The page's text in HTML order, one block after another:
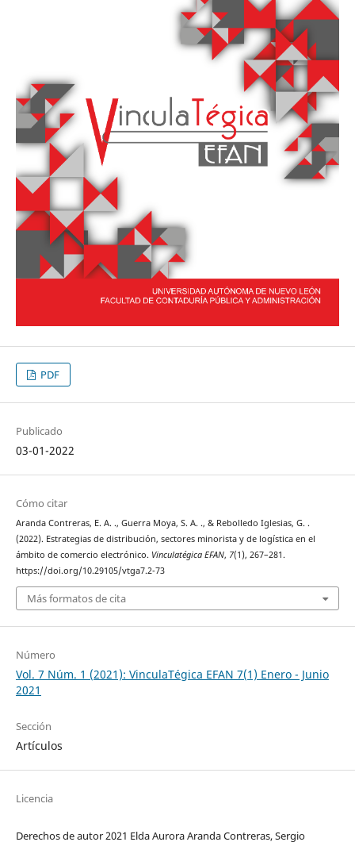
PDF
Publicado
03-01-2022
Cómo citar
Aranda Contreras, E. A. ., Guerra Moya, S. A. ., & Rebolledo Iglesias, G. .
(2022). Estrategias de distribución, sectores minorista y de logística en el
ámbito de comercio electrónico. Vinculatégica EFAN, 7(1), 267–281.
https://doi.org/10.29105/vtga7.2-73
Más formatos de cita
Número
Vol. 7 Núm. 1 (2021): VinculaTégica EFAN 7(1) Enero - Junio
2021
Sección
Artículos
Licencia
Derechos de autor 2021 Elda Aurora Aranda Contreras, Sergio